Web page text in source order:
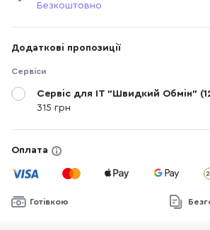
Безкоштовно
Додаткові пропозиції
Сервіси
Сервіс для IT "Швидкий Обмін"
315 грн
Оплата
Готівкою